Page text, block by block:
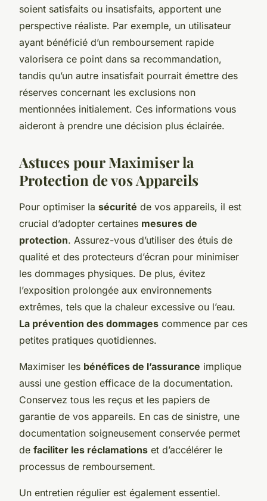
soient satisfaits ou insatisfaits, apportent une
perspective réaliste. Par exemple, un utilisateur
ayant bénéficié d’un remboursement rapide
valorisera ce point dans sa recommandation,
tandis qu’un autre insatisfait pourrait émettre des
réserves concernant les exclusions non
mentionnées initialement. Ces informations vous
aideront à prendre une décision plus éclairée.
Astuces pour Maximiser la
Protection de vos Appareils
Pour optimiser la sécurité de vos appareils, il est
crucial d’adopter certaines mesures de
protection. Assurez-vous d’utiliser des étuis de
qualité et des protecteurs d’écran pour minimiser
les dommages physiques. De plus, évitez
l’exposition prolongée aux environnements
extrêmes, tels que la chaleur excessive ou l’eau.
La prévention des dommages commence par ces
petites pratiques quotidiennes.
Maximiser les bénéfices de l’assurance implique
aussi une gestion efficace de la documentation.
Conservez tous les reçus et les papiers de
garantie de vos appareils. En cas de sinistre, une
documentation soigneusement conservée permet
de faciliter les réclamations et d’accélérer le
processus de remboursement.
Un entretien régulier est également essentiel.